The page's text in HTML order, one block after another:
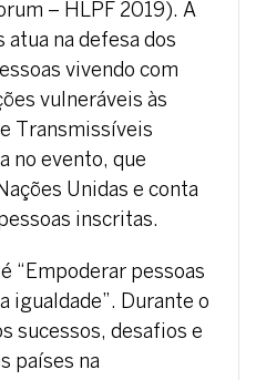
– HLPF 2019). A
atua na defesa dos
vivendo com
vulneráveis às
Transmissíveis
no evento, que
Unidas e conta
inscritas.
“Empoderar pessoas
igualdade”. Durante o
sucessos, desafios e
países na